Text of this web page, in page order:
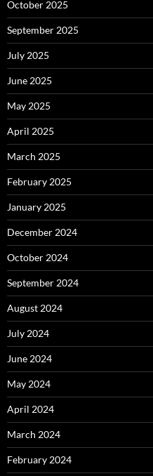
October 2025
September 2025
July 2025
June 2025
May 2025
April 2025
March 2025
February 2025
January 2025
December 2024
October 2024
September 2024
August 2024
July 2024
June 2024
May 2024
April 2024
March 2024
February 2024